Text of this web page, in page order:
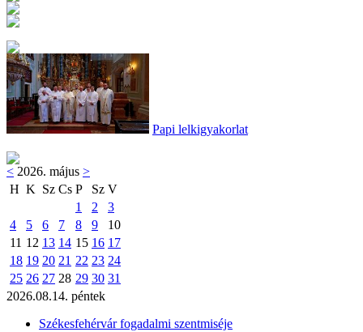
Papi lelkigyakorlat
< 2026. május >
H K Sz Cs P Sz V
1
2
3
4
5 6 7 8 9
10
11 12 13 14 15 16 17
18 19 20 21 22 23 24
25 26 27 28 29 30 31
2026.08.14. péntek
Székesfehérvár fogadalmi szentmiséje